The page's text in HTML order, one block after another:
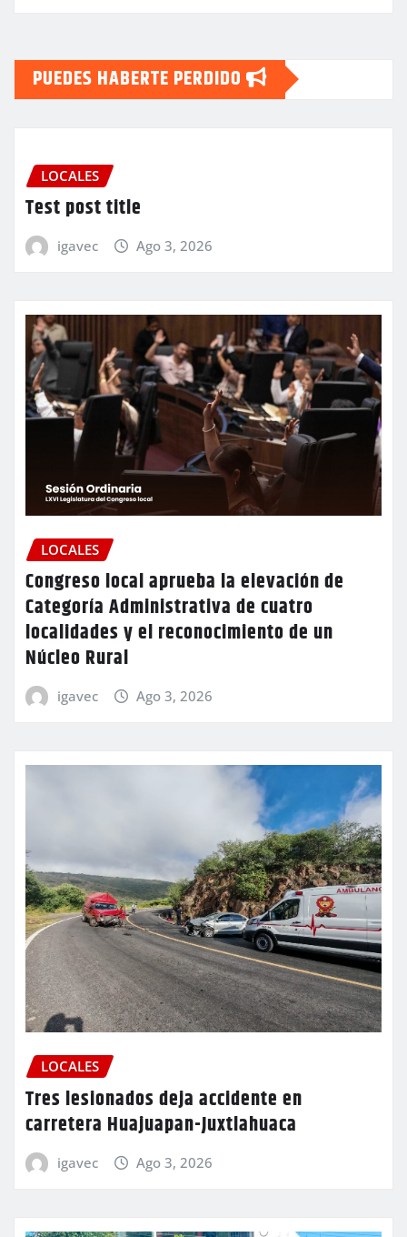
PUEDES HABERTE PERDIDO
LOCALES
Test post title
igavec Ago 3, 2026
LOCALES
Congreso local aprueba la elevación de
Categoría Administrativa de cuatro
localidades y el reconocimiento de un
Núcleo Rural
igavec Ago 3, 2026
LOCALES
Tres lesionados deja accidente en
carretera Huajuapan-Juxtlahuaca
igavec Ago 3, 2026